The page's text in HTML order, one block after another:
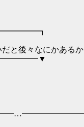
々なにかあるか